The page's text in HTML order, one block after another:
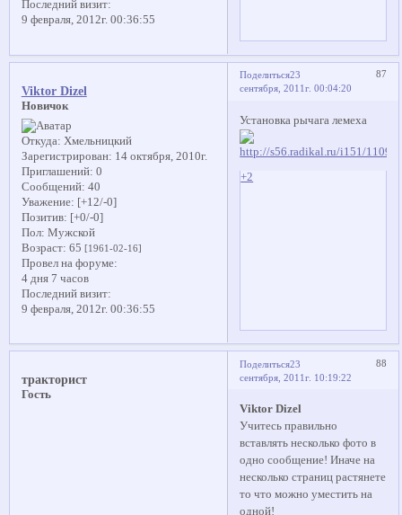
Последний визит:
9 февраля, 2012г. 00:36:55
Поделиться 87
23
сентября, 2011г. 00:04:20
Viktor Dizel
Новичок
Откуда: Хмельницкий
Зарегистрирован: 14 октября, 2010г.
Приглашений: 0
Сообщений: 40
Уважение: [+12/-0]
Позитив: [+0/-0]
Пол: Мужской
Возраст: 65 [1961-02-16]
Провел на форуме:
4 дня 7 часов
Последний визит:
9 февраля, 2012г. 00:36:55
Установка рычага лемеха
+2
Поделиться 88
23
сентября, 2011г. 10:19:22
тракторист
Гость
Viktor Dizel
Учитесь правильно
вставлять несколько фото в
одно сообщение! Иначе на
несколько страниц растянете
то что можно уместить на
одной!